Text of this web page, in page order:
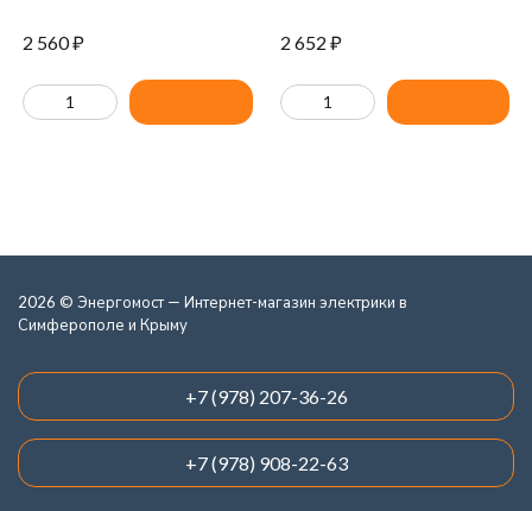
2 560₽ 2 652 ₽
2026 © Энергомост — Интернет-магазин электрики в
Симферополе и Крыму
+7 (978) 207-36-26
+7 (978) 908-22-63